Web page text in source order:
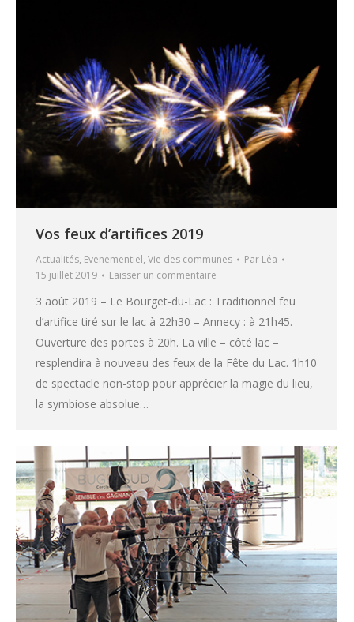
Vos feux d’artifices 2019
Actualités, Evenementiel, Vie des communes Par Léa
15 juillet 2019
Laisser un commentaire
3 août 2019 – Le Bourget-du-Lac : Traditionnel feu
d’artifice tiré sur le lac à 22h30 – Annecy : à 21h45.
Ouverture des portes à 20h. La ville – côté lac –
resplendira à nouveau des feux de la Fête du Lac. 1h10
de spectacle non-stop pour apprécier la magie du lieu,
la symbiose absolue…